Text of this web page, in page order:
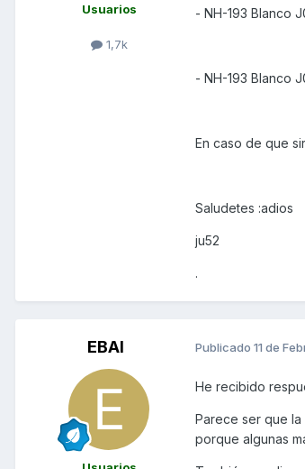
Usuarios
1,7k
- NH-193 Blanco
- NH-193 Blanco
En caso de que
Saludetes :adios
ju52
.
EBAI Publicado 11 de
He recibido
Parece ser que la
porque algunas